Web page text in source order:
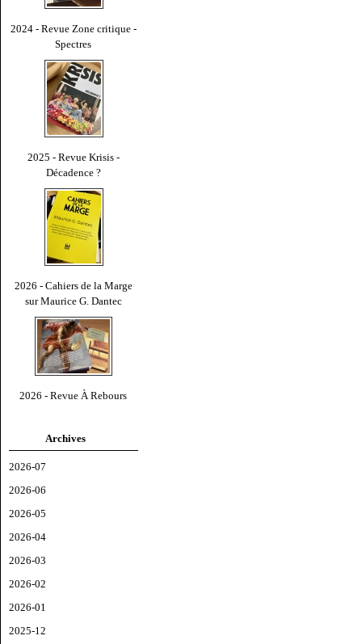
2024 - Revue Zone critique -
Spectres
2025 - Revue Krisis -
Décadence ?
2026 - Cahiers de la Marge
sur Maurice G. Dantec
2026 - Revue À Rebours
Archives
2026-07
2026-06
2026-05
2026-04
2026-03
2026-02
2026-01
2025-12